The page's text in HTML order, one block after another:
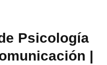
Psicología
|